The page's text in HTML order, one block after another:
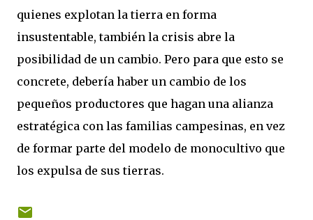
quienes explotan la tierra en forma
insustentable, también la crisis abre la
posibilidad de un cambio. Pero para que esto se
concrete, debería haber un cambio de los
pequeños productores que hagan una alianza
estratégica con las familias campesinas, en vez
de formar parte del modelo de monocultivo que
los expulsa de sus tierras.